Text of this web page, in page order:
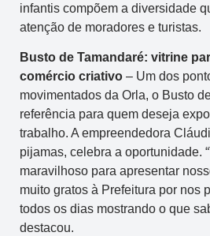
infantis compõem a diversidade
atenção de moradores e turistas.
Busto de Tamandaré: vitrine
comércio criativo – Um dos
movimentados da Orla, o Busto
referência para quem deseja
trabalho. A empreendedora
pijamas, celebra a oportunidade.
maravilhoso para apresentar
muito gratos à Prefeitura por nos
todos os dias mostrando o que
destacou.